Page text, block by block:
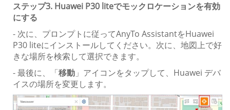
ステップ3. Huawei P30 liteでモックロケーションを有効
にする
- 次に、プロンプトに従ってAnyTo AssistantをHuawei
P30 liteにインストールしてください。次に、地図上で好
きな場所を検索して選択できます。
- 最後に、「移動 」アイコンをタップして、Huawei デバ
イスの場所を変更します。